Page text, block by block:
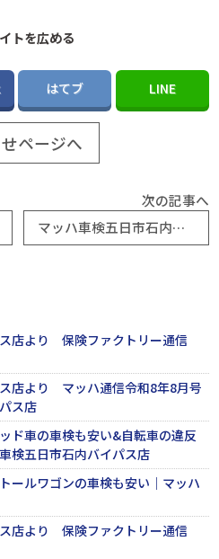
トを広める
はてブ LINE
ページへ
次の記事へ
マッハ車検五日市石内バイパス店よりマッハ通信令和6年2月号とダイハツタントのリース車検
店より 保険ファクトリー通信
店より マッハ通信令和8年8月号
ス店
ド車の車検も安い&自転車の違反
検五日市石内バイパス店
ールワゴンの車検も安い｜マッハ
店より 保険ファクトリー通信